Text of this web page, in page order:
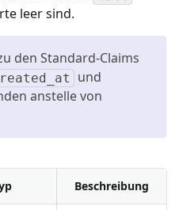
leer sind.
den Standard-Claims
und
anstelle von
Beschreibung